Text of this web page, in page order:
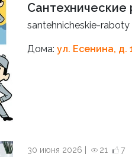
Сантехнические
santehnicheskie-raboty
Дома: ул. Есенина, д.
30 июня 2026 | 21 7